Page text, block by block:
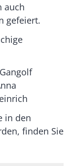
auch
gefeiert.
in den
finden Sie